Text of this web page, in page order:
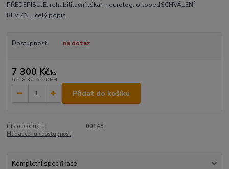
PŘEDEPISUJE: rehabilitační lékař, neurolog, ortopedSCHVÁLENÍ
REVIZN... celý popis
Dostupnost na dotaz
7 300 Kč/ks
6 518 Kč bez DPH
Přidat do košíku
Číslo produktu:
00148
Hlídat cenu / dostupnost
Kompletní specifikace